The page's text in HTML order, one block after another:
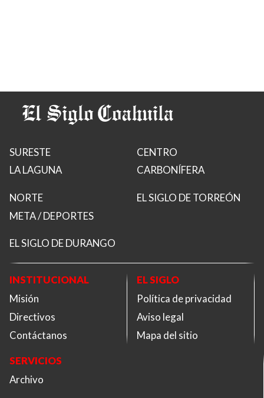
SURESTE
LA LAGUNA
CENTRO
CARBONÍFERA
NORTE
META / DEPORTES
EL SIGLO DE TORREÓN
EL SIGLO DE DURANGO
INSTITUCIONAL
Misión
Directivos
Contáctanos
EL SIGLO
Política de privacidad
Aviso legal
Mapa del sitio
SERVICIOS
Archivo